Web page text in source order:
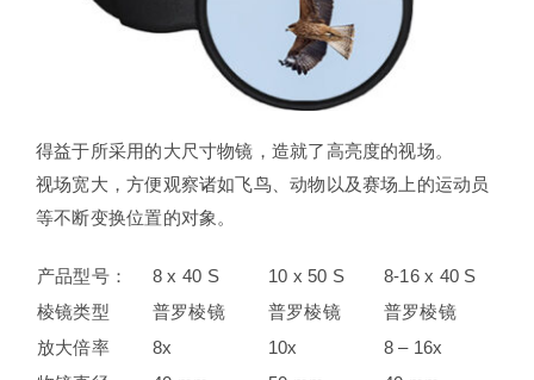
得益于所采用的大尺寸物镜，造就了高亮度的视场。
视场宽大，方便观察诸如飞鸟、动物以及赛场上的运动员
等不断变换位置的对象。
产品型号： 8 x 40 S 10 x 50 S
8-16 x 40 S
棱镜类型
普罗棱镜 普罗棱镜
普罗棱镜
放大倍率
8x 10x
8 – 16x